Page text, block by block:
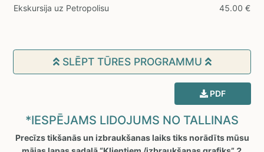
Ekskursija uz Petropolisu
45.00 €
SLĒPT TŪRES PROGRAMMU
PDF
*IESPĒJAMS LIDOJUMS NO TALLINAS
Precīzs tikšanās un izbraukšanas laiks tiks norādīts mūsu